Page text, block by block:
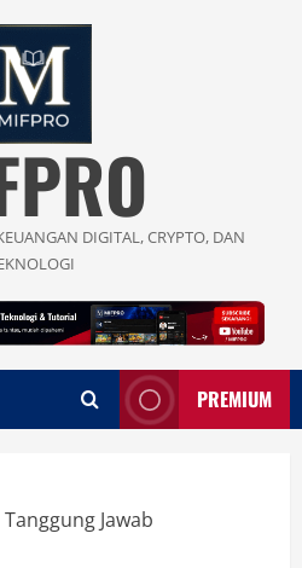
DIGITAL, CRYPTO, DAN
PREMIUM
Jawab